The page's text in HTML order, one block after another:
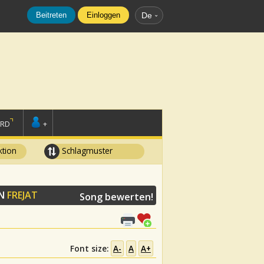
Beitreten Einloggen De
+
Schlagmuster
FREJAT
Song bewerten!
Font size: A- A A+